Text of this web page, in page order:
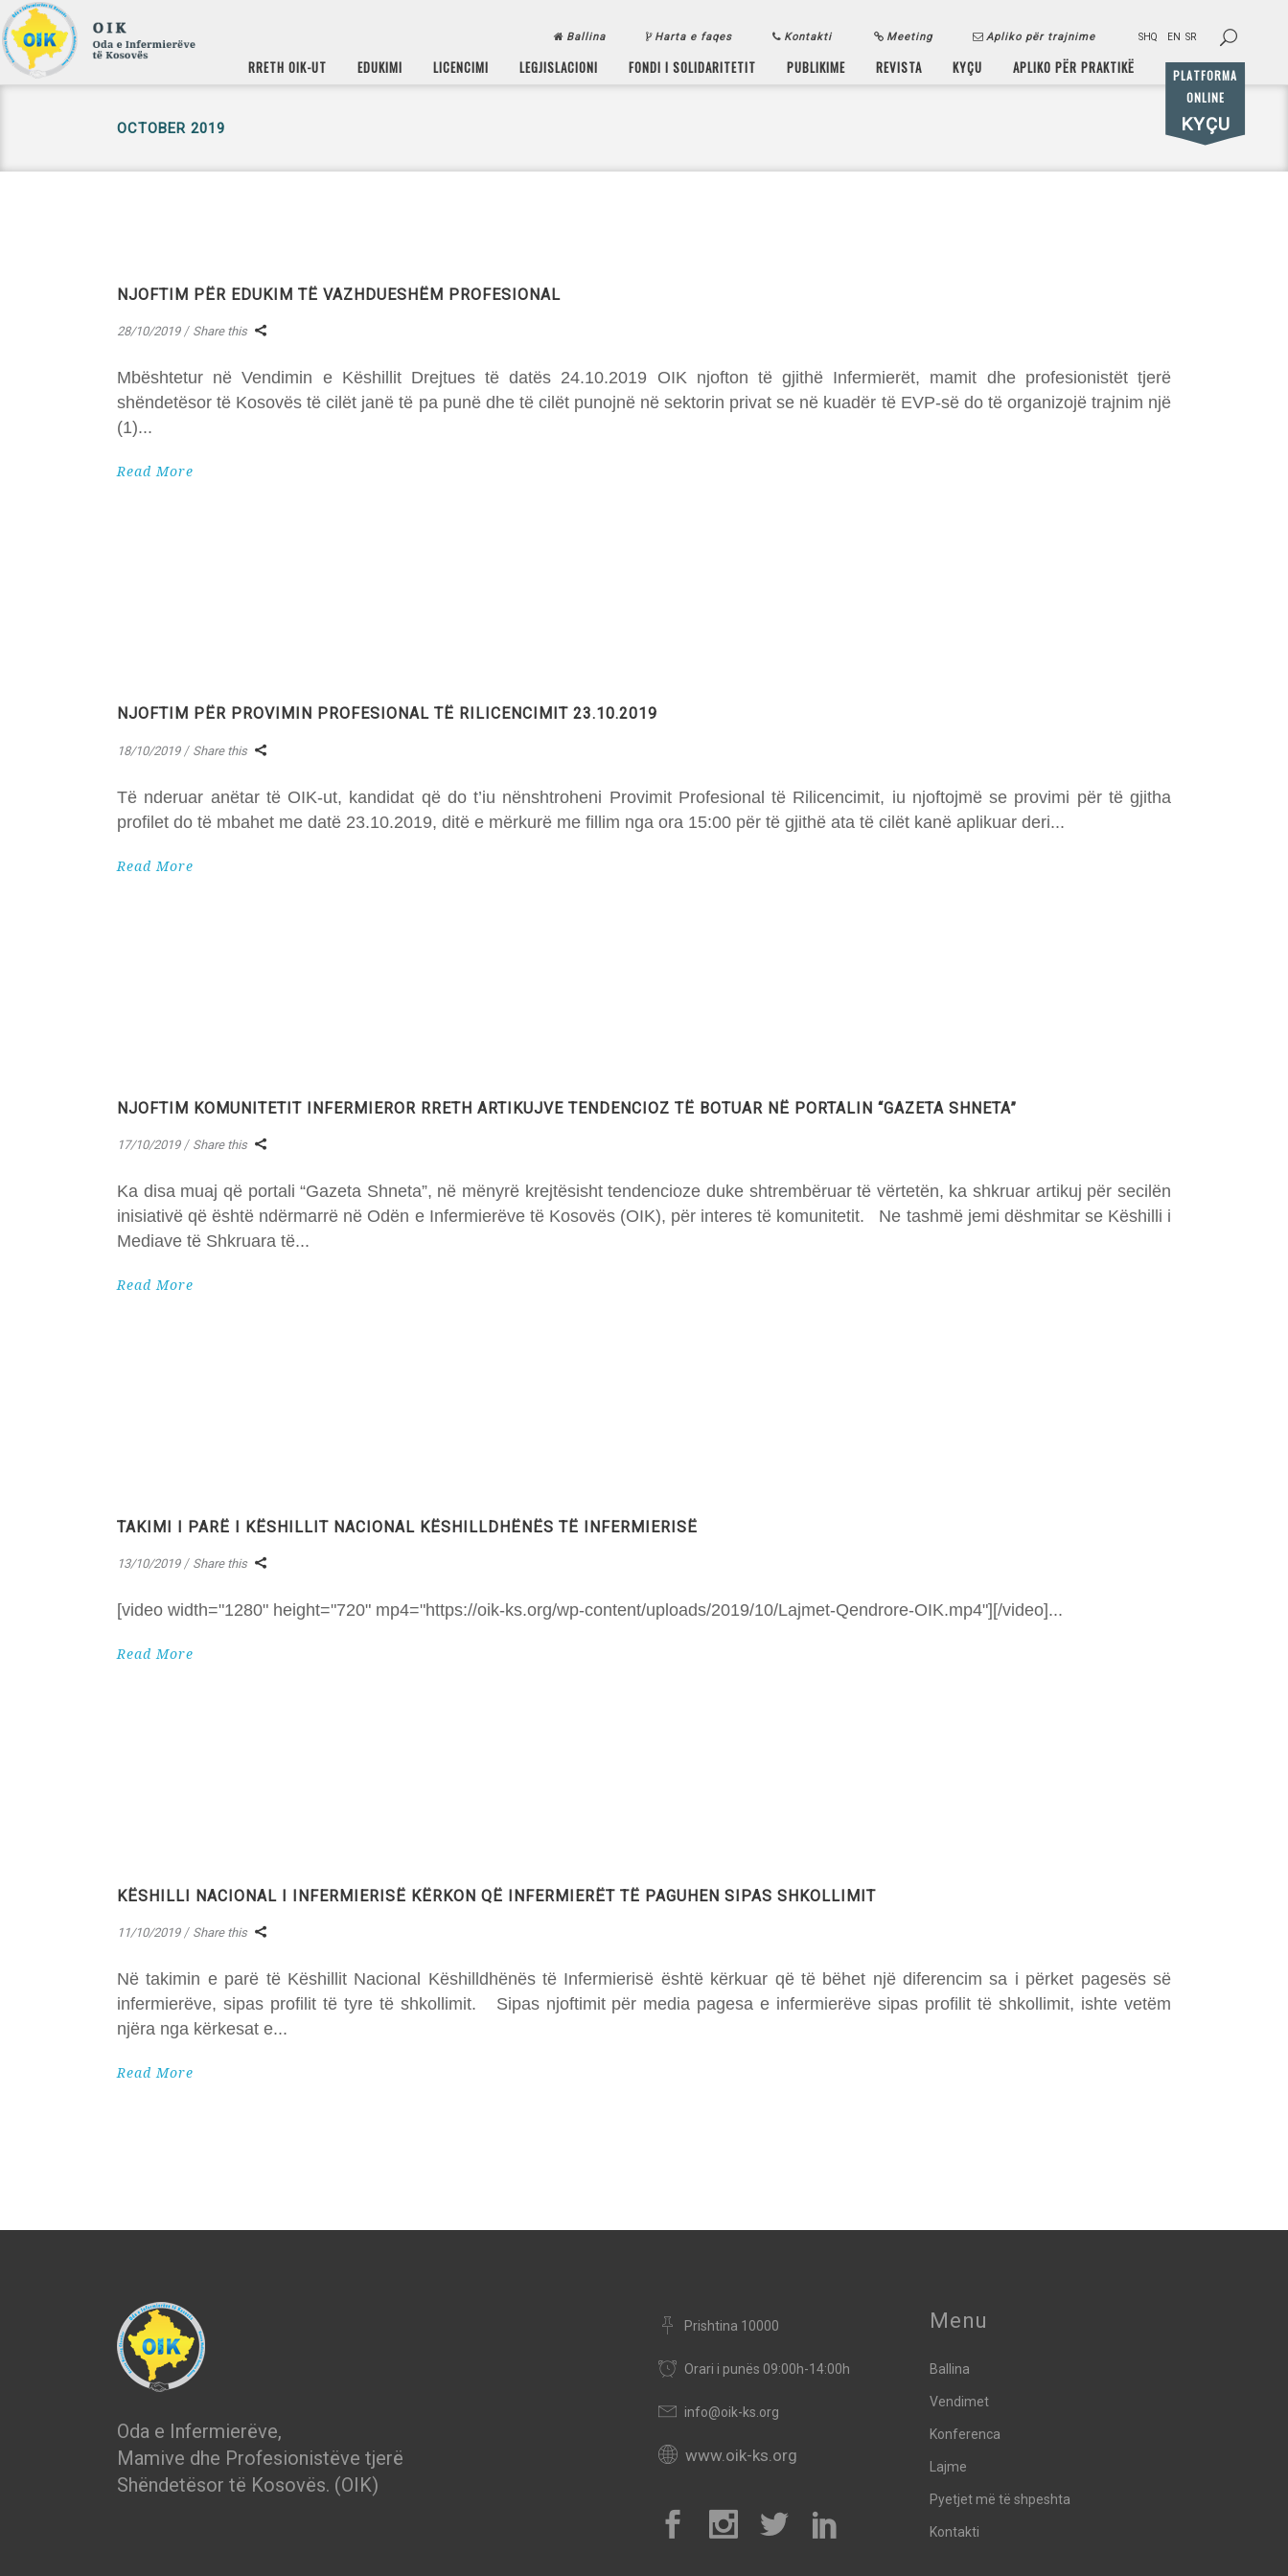
Ballina Harta e faqes Kontakti Meeting Apliko për trajnime SHQ EN SR
RRETH OIK-UT EDUKIMI LICENCIMI LEGJISLACIONI FONDI I SOLIDARITETIT PUBLIKIME REVISTA
PLATFORMA
ONLINE
KYÇU
KYÇU APLIKO PËR PRAKTIKË
OCTOBER 2019
NJOFTIM PËR EDUKIM TË VAZHDUESHËM PROFESIONAL
28/10/2019 Share this
Mbështetur në Vendimin e Këshillit Drejtues të datës 24.10.2019 OIK njofton të gjithë Infermierët, mamit dhe profesionistët tjerë
shëndetësor të Kosovës të cilët janë të pa punë dhe të cilët punojnë në sektorin privat se në kuadër të EVP-së do të organizojë trajnim një
(1)
Read More
NJOFTIM PËR PROVIMIN PROFESIONAL TË RILICENCIMIT 23.10.2019
18/10/2019 Share this
Të nderuar anëtar të OIK-ut, kandidat që do t’iu nënshtroheni Provimit Profesional të Rilicencimit, iu njoftojmë se provimi për të gjitha
profilet do të mbahet me datë 23.10.2019, ditë e mërkurë me fillim nga ora 15:00 për të gjithë ata të cilët kanë aplikuar deri
Read More
NJOFTIM KOMUNITETIT INFERMIEROR RRETH ARTIKUJVE TENDENCIOZ TË BOTUAR NË PORTALIN “GAZETA SHNETA”
17/10/2019 Share this
Ka disa muaj që portali “Gazeta Shneta”, në mënyrë krejtësisht tendencioze duke shtrembëruar të vërtetën, ka shkruar artikuj për secilën
inisiativë që është ndërmarrë në Odën e Infermierëve të Kosovës (OIK), për interes të komunitetit. Ne tashmë jemi dëshmitar se Këshilli i
Mediave të Shkruara të
Read More
TAKIMI I PARË I KËSHILLIT NACIONAL KËSHILLDHËNËS TË INFERMIERISË
13/10/2019 Share this
[video width="1280" height="720" mp4="https://oik-ks.org/wp-content/uploads/2019/10/Lajmet-Qendrore-OIK.mp4"][/video]
Read More
KËSHILLI NACIONAL I INFERMIERISË KËRKON QË INFERMIERËT TË PAGUHEN SIPAS SHKOLLIMIT
11/10/2019 Share this
Në takimin e parë të Këshillit Nacional Këshilldhënës të Infermierisë është kërkuar që të bëhet një diferencim sa i përket pagesës së
infermierëve, sipas profilit të tyre të shkollimit. Sipas njoftimit për media pagesa e infermierëve sipas profilit të shkollimit, ishte vetëm
njëra nga kërkesat e
Read More
Oda e Infermierëve,
Mamive dhe Profesionistëve tjerë
Shëndetësor të Kosovës. (OIK)
Prishtina 10000
Orari i punës 09:00h-14:00h
info@oik-ks.org
www.oik-ks.org
Menu
Ballina
Vendimet
Konferenca
Lajme
Pyetjet më të shpeshta
Kontakti